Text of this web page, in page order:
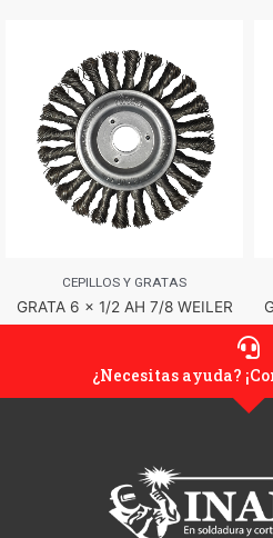
CEPILLOS Y GRATAS
GRATA 6 x 1/2 AH 7/8 WEILER
¿Necesitas ayuda?